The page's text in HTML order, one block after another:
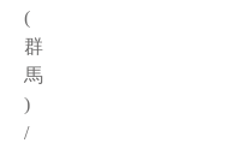
(
群
馬
)
/